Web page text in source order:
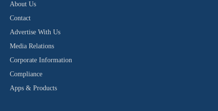
About Us
Contact
Advertise With Us
Media Relations
Corporate Information
Compliance
Apps & Products